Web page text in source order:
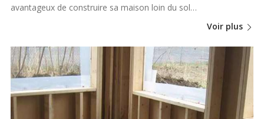
avantageux de construire sa maison loin du sol…
Voir plus